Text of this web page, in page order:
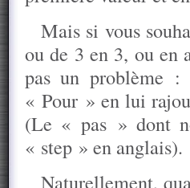
Mais si vous
ou de 3 en 3, ou en
pas un problème
« Pour » en lui
(Le « pas » dont
« step » en anglais).
Naturellement,